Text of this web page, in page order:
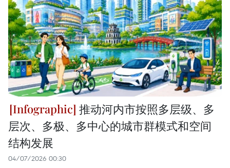
推动河内市按照多层级、多
层次、多极、多中心的城市群模式和空间
结构发展
04/07/2026 00:30